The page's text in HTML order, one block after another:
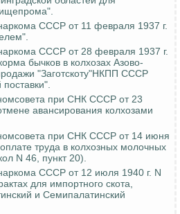
".
СССР от 11 февраля 1937 г.
СССР от 28 февраля 1937 г.
бычков в колхозах Азово-
"Заготскоту"НКПП СССР
при СНК СССР от 23
авансирования колхозами
при СНК СССР от 14 июня
труда в колхозных молочных
N 46, пункт 20).
СССР от 12 июля 1940 г. N
для импортного скота,
и Семипалатинский